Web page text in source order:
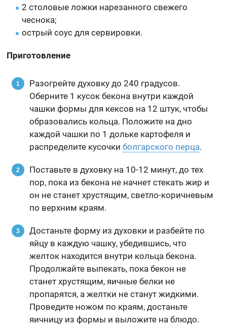
2 столовые ложки нарезанного свежего
чеснока;
острый соус для сервировки.
Приготовление
Разогрейте духовку до 240 градусов.
Оберните 1 кусок бекона внутри каждой
чашки формы для кексов на 12 штук, чтобы
образовались кольца. Положите на дно
каждой чашки по 1 дольке картофеля и
распределите кусочкиболгарского перца.
Поставьте в духовку на 10-12 минут, до тех
пор, пока из бекона не начнет стекать жир и
он не станет хрустящим, светло-коричневым
по верхним краям.
Достаньте форму из духовки и разбейте по
яйцу в каждую чашку, убедившись, что
желток находится внутри кольца бекона.
Продолжайте выпекать, пока бекон не
станет хрустящим, яичные белки не
пропарятся, а желтки не станут жидкими.
Проведите ножом по краям, достаньте
яичницу из формы и выложите на блюдо.